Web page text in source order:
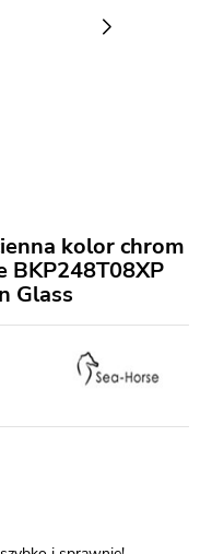
kolor chrom
BKP248T08XP
Glass